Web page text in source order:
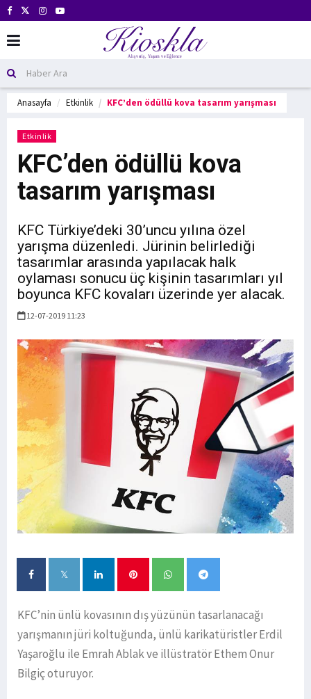
Anasayfa Etkinlik KFC’den ödüllü kova tasarım yarışması
Etkinlik
KFC’den ödüllü kova
tasarım yarışması
KFC Türkiye’deki 30’uncu yılına özel
yarışma düzenledi. Jürinin belirlediği
tasarımlar arasında yapılacak halk
oylaması sonucu üç kişinin tasarımları yıl
boyunca KFC kovaları üzerinde yer alacak.
12-07-2019 11:23
KFC’nin ünlü kovasının dış yüzünün tasarlanacağı
yarışmanın jüri koltuğunda, ünlü karikatüristler Erdil
Yaşaroğlu ile Emrah Ablak ve illüstratör Ethem Onur
Bilgiç oturuyor.